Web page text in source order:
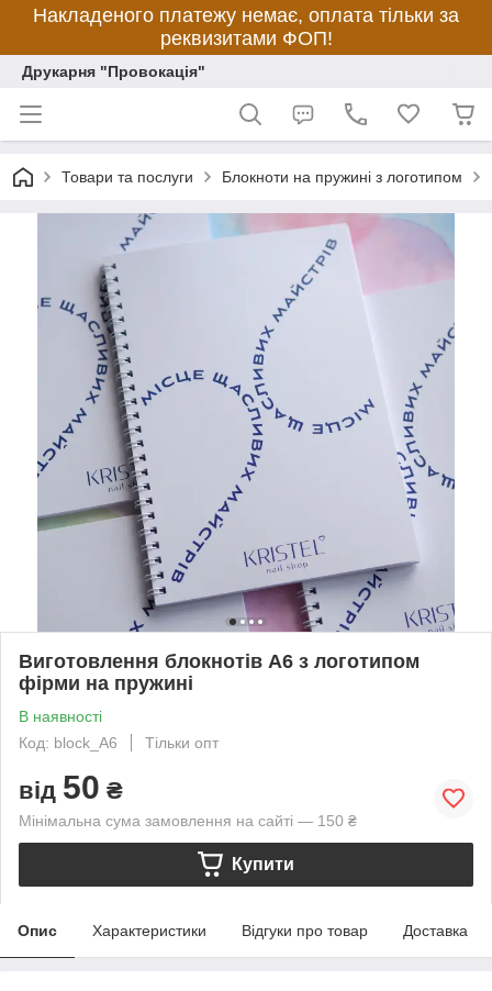
Накладеного платежу немає, оплата тільки за
реквизитами ФОП!
Друкарня "Провокація"
Товари та послуги Блокноти на пружині з логотипом
Виготовлення блокнотів А6 з логотипом
фірми на пружині
В наявності
Код: block_A6
Тільки опт
від 50 ₴
Мінімальна сума замовлення на сайті — 150 ₴
Купити
Опис Характеристики Відгуки про товар Доставка